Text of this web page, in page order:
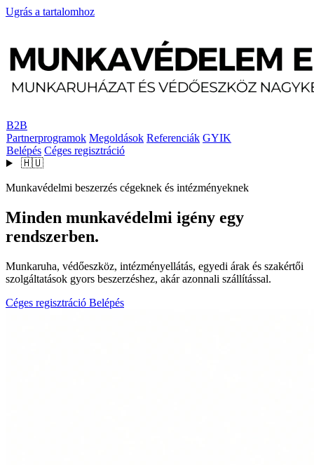
Ugrás a tartalomhoz
B2B
Partnerprogramok Megoldások Referenciák GYIK
Belépés Céges regisztráció
🇭🇺
Munkavédelmi beszerzés cégeknek és intézményeknek
Minden munkavédelmi igény egy
rendszerben.
Munkaruha, védőeszköz, intézményellátás, egyedi árak és szakértői
szolgáltatások gyors beszerzéshez, akár azonnali szállítással.
Céges regisztráció Belépés